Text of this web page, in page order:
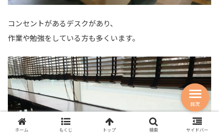
コンセントがあるデスクがあり、
作業や勉強をしている方も多くいます。
ホーム もくじ トップ 検索 サイドバー
目次